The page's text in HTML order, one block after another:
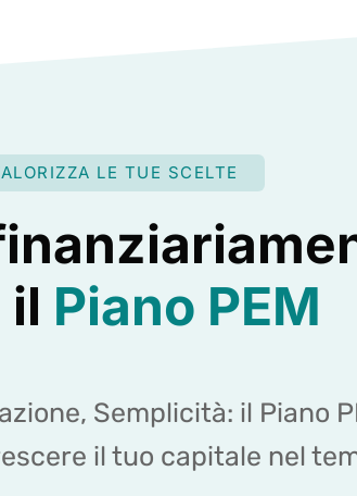
LE TUE SCELTE
il Piano PEM
Semplicità: il Piano
il tuo capitale nel